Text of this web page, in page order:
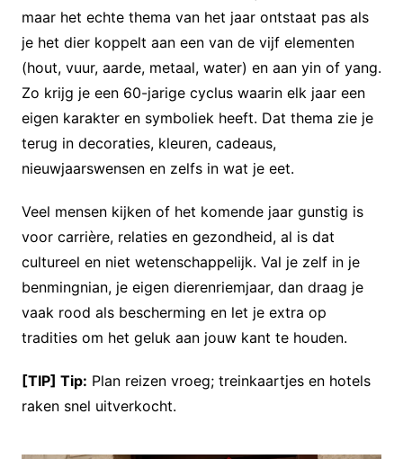
maar het echte thema van het jaar ontstaat pas als
je het dier koppelt aan een van de vijf elementen
(hout, vuur, aarde, metaal, water) en aan yin of yang.
Zo krijg je een 60-jarige cyclus waarin elk jaar een
eigen karakter en symboliek heeft. Dat thema zie je
terug in decoraties, kleuren, cadeaus,
nieuwjaarswensen en zelfs in wat je eet.
Veel mensen kijken of het komende jaar gunstig is
voor carrière, relaties en gezondheid, al is dat
cultureel en niet wetenschappelijk. Val je zelf in je
benmingnian, je eigen dierenriemjaar, dan draag je
vaak rood als bescherming en let je extra op
tradities om het geluk aan jouw kant te houden.
[TIP] Tip: Plan reizen vroeg; treinkaartjes en hotels
raken snel uitverkocht.